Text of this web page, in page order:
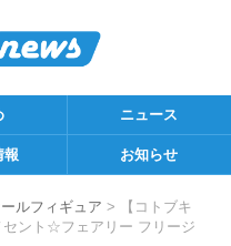
ニュース
報 お知らせ
ルフィギュア > 【コトブキ
セント☆フェアリー フリージ